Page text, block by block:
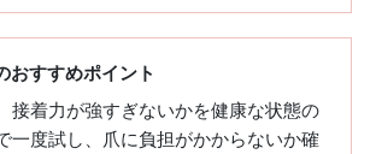
ている治療期間中で、感染リスクが高
方
しい状況で、長時間または連日装着を
方
おすすめポイント
接着力が強すぎないかを健康な状態の
一度試し、爪に負担がかからないか確